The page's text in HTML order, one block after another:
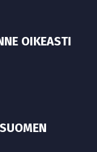
OIKEASTI